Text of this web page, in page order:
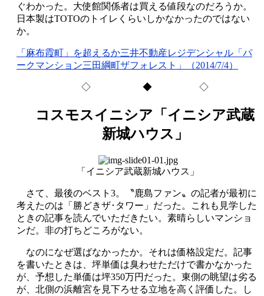
ぐわかった。大使館関係者は買える値段なのだろうか。
日本製はTOTOのトイレくらいしかなかったのではない
か。
「麻布霞町」を超えるか三井不動産レジデンシャル「パ
ークマンション三田綱町ザフォレスト」（2014/7/4）
◇ ◆ ◇
コスモスイニシア「イニシア武蔵
新城ハウス」
「イニシア武蔵新城ハウス」
さて、最後のベスト3。〝鹿島ファン〟の記者が最初に
考えたのは「勝どきザ･タワー」だった。これも見学した
ときの記事を読んでいただきたい。素晴らしいマンショ
ンだ。非の打ちどころがない。
なのになぜ選ばなかったか。それは価格設定だ。記事
を書いたときは、坪単価は臭わせただけで書かなかった
が、予想した単価は坪350万円だった。東側の眺望は劣る
が、北側の浜離宮を見下ろせる立地を高く評価した。し